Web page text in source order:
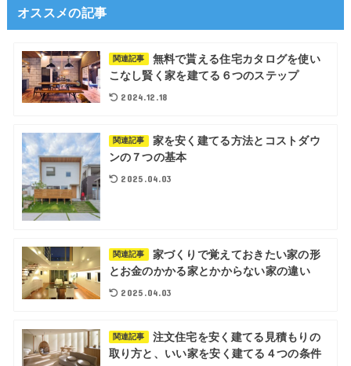
オススメの記事
関連記事
無料で貰える住宅カタログを使い
こなし賢く家を建てる６つのステップ
2024.12.18
関連記事
家を安く建てる方法とコストダウ
ンの７つの基本
2025.04.03
関連記事
家づくりで覚えておきたい家の形
とお金のかかる家とかからない家の違い
2025.04.03
関連記事
注文住宅を安く建てる見積もりの
取り方と、いい家を安く建てる４つの条件